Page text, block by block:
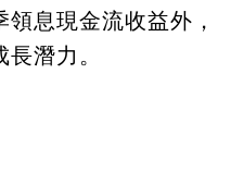
息現金流收益外，
潛力。